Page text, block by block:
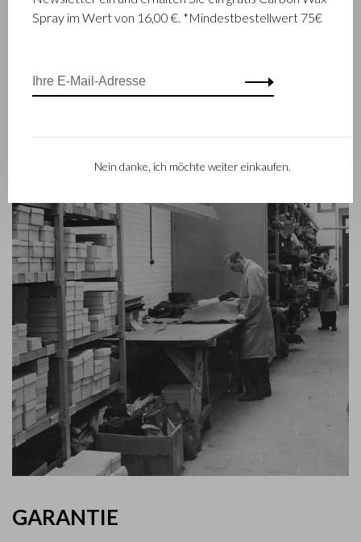
Castelijn & Beerens einen internationalen Ruf. Die
die sich auch in der Kollektion des modernen RENEE-Labels
widerspiegelt, das 2012 eingeführt worden ist.
GARANTIE
Spray im Wert von 16,00 €. *Mindestbestellwert 75€
Nein danke, ich möchte weiter einkaufen.